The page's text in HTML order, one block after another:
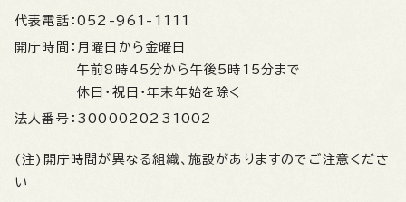
代表電話： 052-961-1111
開庁時間： 月曜日から金曜日
午前8時45分から午後5時15分まで
休日・祝日・年末年始を除く
法人番号： 3000020231002
(注)開庁時間が異なる組織、施設がありますのでご注意くださ
い